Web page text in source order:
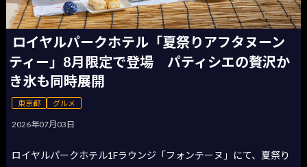
ロイヤルパークホテル「夏祭りアフタヌーン
ティー」8月限定で登場 パティシエの贅沢か
き氷も同時展開
東京都 グルメ
2026年07月03日
ロイヤルパークホテル1Fラウンジ「フォンテーヌ」にて、夏祭り